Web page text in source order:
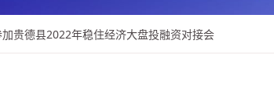
贵德县2022年稳住经济大盘投融资对接会